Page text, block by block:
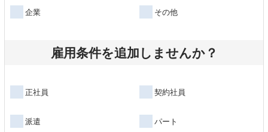
企業 その他
雇用条件を追加しませんか？
正社員 契約社員
派遣 パート